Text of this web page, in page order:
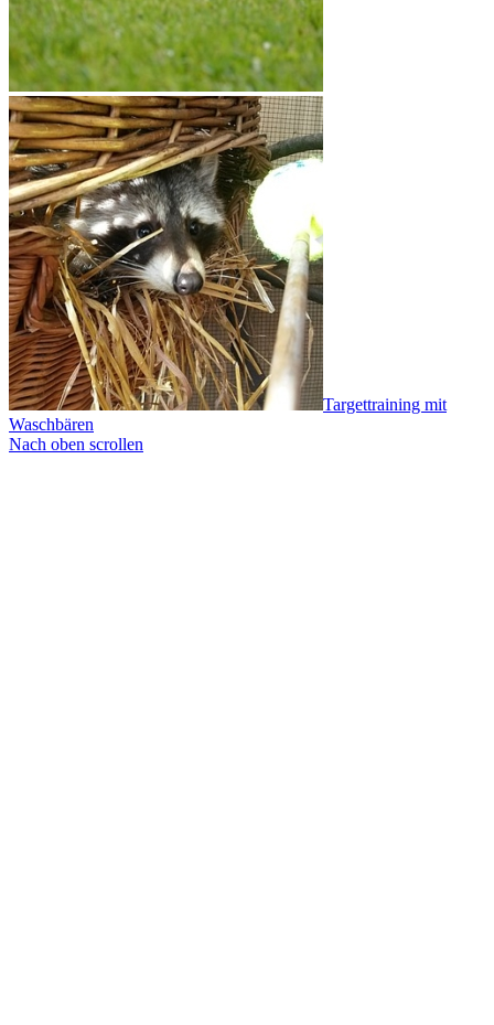
Targettraining mit
Waschbären
Nach oben scrollen